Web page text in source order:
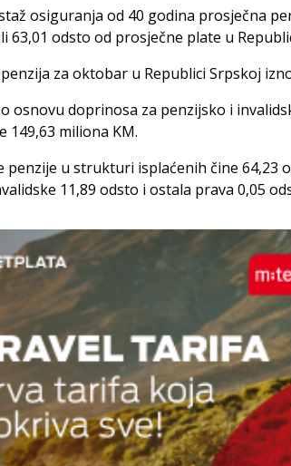
osiguranja od 40 godina prosječna
63,01 odsto od prosječne plate u
za oktobar u Republici Srpskoj
osnovu doprinosa za penzijsko i
149,63 miliona KM.
penzije u strukturi isplaćenih čine 64,23
11,89 odsto i ostala prava 0,05